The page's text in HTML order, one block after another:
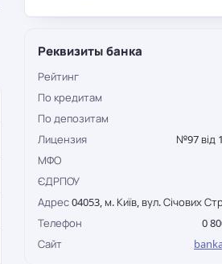
Реквизиты банка
Рейтинг
По кредитам
По депозитам
Лицензия
№97 від
МФО
ЄДРПОУ
Адрес04053, м. Київ, вул. Січових
Телефон
0
Сайт